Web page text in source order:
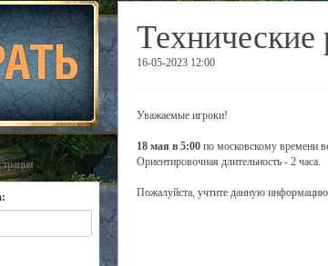
16-05-2023 12:00
Уважаемые игроки!
18 мая в 5:00 по московскому времени
Ориентировочная длительность - 2 часа.
Пожалуйста, учтите данную информацию